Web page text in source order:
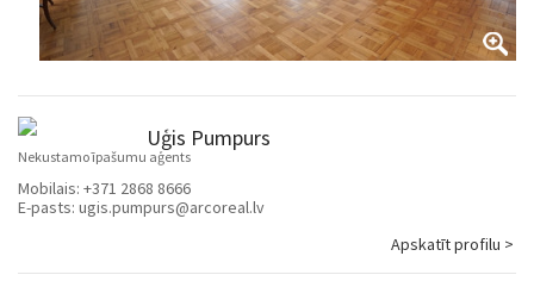
Uģis Pumpurs
Nekustamo īpašumu aģents
Mobilais: +371 2868 8666
E-pasts: ugis.pumpurs@arcoreal.lv
Apskatīt profilu >